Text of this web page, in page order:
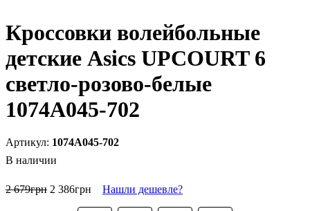
Кроссовки волейбольные
детские Asics UPCOURT 6
светло-розово-белые
1074A045-702
1074A045-702
В наличии
2 679грн 2 386грн Нашли дешевле?